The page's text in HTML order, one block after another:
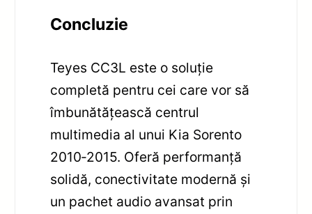
Concluzie
Teyes CC3L este o soluție
completă pentru cei care vor să
îmbunătățească centrul
multimedia al unui Kia Sorento
2010‑2015. Oferă performanță
solidă, conectivitate modernă și
un pachet audio avansat prin